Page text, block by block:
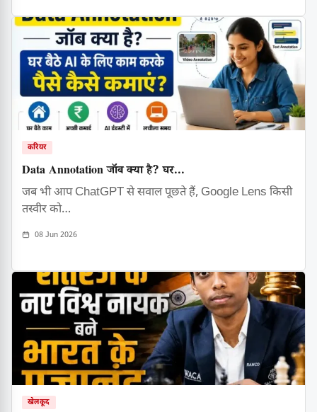
करियर
Data Annotation जॉब क्या है? घर...
जब भी आप ChatGPT से सवाल पूछते हैं, Google Lens किसी
तस्वीर को…
08 Jun 2026
खेलकूद